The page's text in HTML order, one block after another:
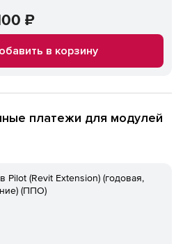
₽
в корзину
платежи для модулей
Pilot (Revit Extension) (годовая,
(ППО)